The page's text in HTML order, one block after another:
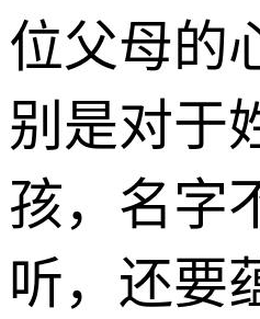
位父母的
别是对于
孩，名字
听，还要